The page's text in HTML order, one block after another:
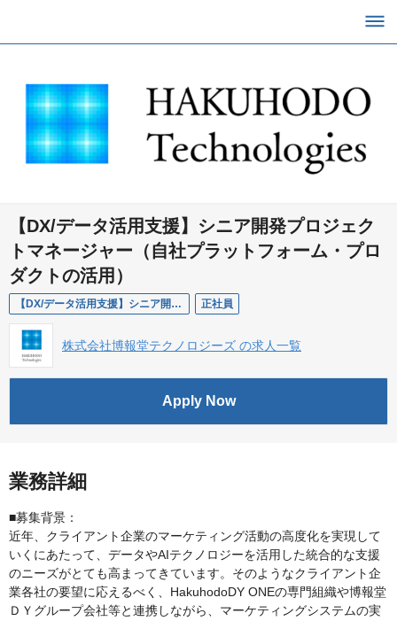
【DX/データ活用支援】シニア開発プロジェク
トマネージャー（自社プラットフォーム・プロ
ダクトの活用）
【DX/データ活用支援】シニア開発プロジェクトマネージャー（自社プラットフォーム・プロダクトの活用） 正社員
株式会社博報堂テクノロジーズ の求人一覧
Apply Now
業務詳細
■募集背景：
近年、クライアント企業のマーケティング活動の高度化を実現して
いくにあたって、データやAIテクノロジーを活用した統合的な支援
のニーズがとても高まってきています。そのようなクライアント企
業各社の要望に応えるべく、HakuhodoDY ONEの専門組織や博報堂
ＤＹグループ会社等と連携しながら、マーケティングシステムの実